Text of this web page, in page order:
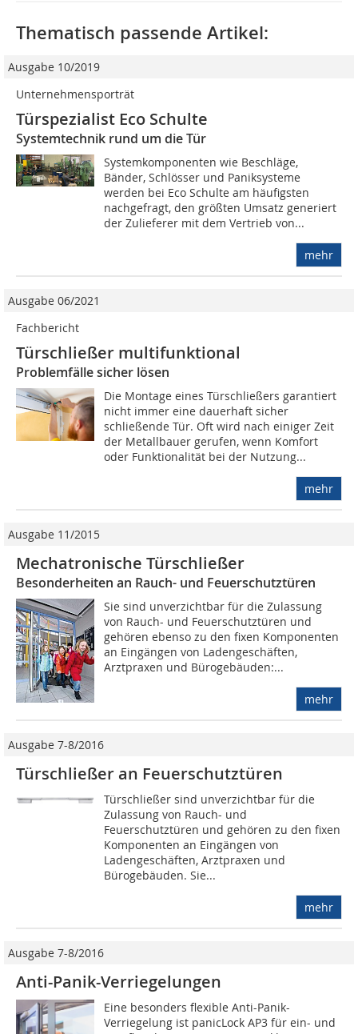
Thematisch passende Artikel:
Ausgabe 10/2019
Unternehmensporträt
Türspezialist Eco Schulte
Systemtechnik rund um die Tür
Systemkomponenten wie Beschläge,
Bänder, Schlösser und Paniksysteme
werden bei Eco Schulte am häufigsten
nachgefragt, den größten Umsatz generiert
der Zulieferer mit dem Vertrieb von...
mehr
Ausgabe 06/2021
Fachbericht
Türschließer multifunktional
Problemfälle sicher lösen
Die Montage eines Türschließers garantiert
nicht immer eine dauerhaft sicher
schließende Tür. Oft wird nach einiger Zeit
der Metallbauer gerufen, wenn Komfort
oder Funktionalität bei der Nutzung...
mehr
Ausgabe 11/2015
Mechatronische Türschließer
Besonderheiten an Rauch- und Feuerschutztüren
Sie sind unverzichtbar für die Zulassung
von Rauch- und Feuerschutztüren und
gehören ebenso zu den fixen Komponenten
an Eingängen von Ladengeschäften,
Arztpraxen und Bürogebäuden:...
mehr
Ausgabe 7-8/2016
Türschließer an Feuerschutztüren
Türschließer sind unverzichtbar für die
Zulassung von Rauch- und
Feuerschutztüren und gehören zu den fixen
Komponenten an Eingängen von
Ladengeschäften, Arztpraxen und
Bürogebäuden. Sie...
mehr
Ausgabe 7-8/2016
Anti-Panik-Verriegelungen
Eine besonders flexible Anti-Panik-
Verriegelung ist panicLock AP3 für ein- und